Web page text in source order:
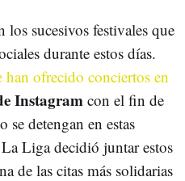
sucesivos festivales que
durante estos días.
ofrecido conciertos en
Instagram con el fin de
detengan en estas
Liga decidió juntar estos
de las citas más solidarias